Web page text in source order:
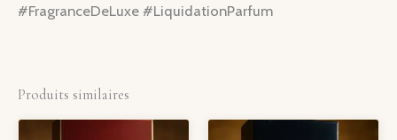
#FragranceDeLuxe #LiquidationParfum
Produits similaires